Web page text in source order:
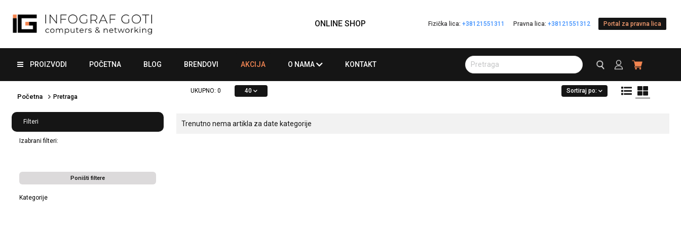
ONLINE SHOP Fizička lica: +38121551311 Pravna lica: +38121551312 Portal za pravna lica
PROIZVODI POČETNA BLOG BRENDOVI AKCIJA O NAMA KONTAKT
Početna Pretraga
Filteri
Izabrani filteri:
Poništi filtere
Kategorije
UKUPNO: 0 40 Sortiraj po:
Trenutno nema artikla za date kategorije